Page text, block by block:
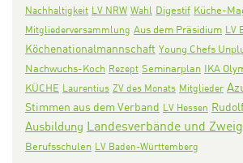
Nachhaltigkeit LV NRW Wahl Digestif Küche-
Mitgliederversammlung Aus dem Präsidium LV
Köchenationalmannschaft Young Chefs
Nachwuchs-Koch Rezept Seminarplan IKA
KÜCHE Laurentius ZV des Monats Mitglieder
Stimmen aus dem Verband LV Hessen
Ausbildung Landesverbände und
Berufsschulen LV Baden-Württemberg